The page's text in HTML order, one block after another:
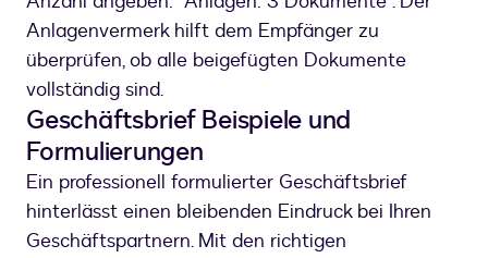
Anlagenvermerk hilft dem Empfänger zu
überprüfen, ob alle beigefügten Dokumente
vollständig sind.
Geschäftsbrief Beispiele und
Formulierungen
Ein professionell formulierter Geschäftsbrief
hinterlässt einen bleibenden Eindruck bei Ihren
Geschäftspartnern. Mit den richtigen